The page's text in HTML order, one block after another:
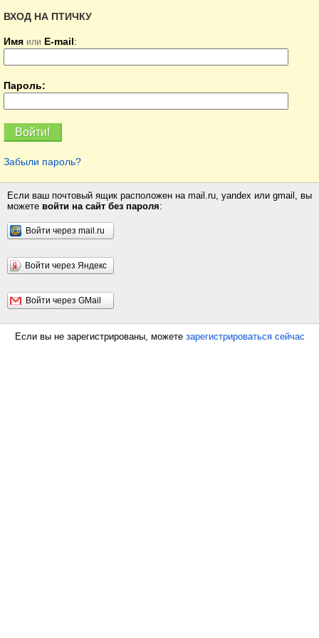
ВХОД НА ПТИЧКУ
Имя или E-mail:
Пароль:
Забыли пароль?
Если ваш почтовый ящик расположен на mail.ru, yandex или gmail, вы
можете войти на сайт без пароля:
Войти через mail.ru
Войти через Яндекс
Войти через GMail
Если вы не зарегистрированы, можете зарегистрироваться сейчас